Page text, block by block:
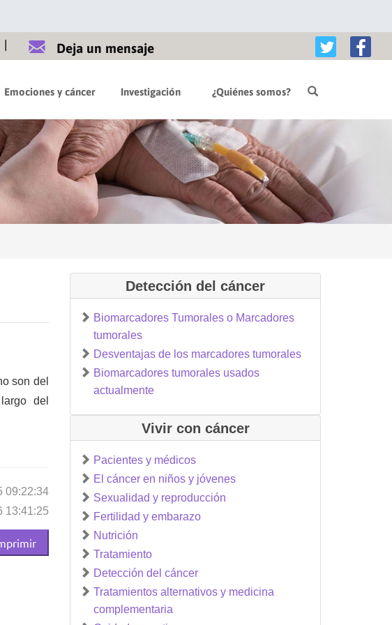
| Deja un mensaje
Emociones y cáncer Investigación ¿Quiénes somos?
son del
del
09:22:34
13:41:25
Detección del cáncer
Biomarcadores Tumorales o Marcadores
tumorales
Desventajas de los marcadores tumorales
Biomarcadores tumorales usados
actualmente
Vivir con cáncer
Pacientes y médicos
El cáncer en niños y jóvenes
Sexualidad y reproducción
Fertilidad y embarazo
Nutrición
Tratamiento
Detección del cáncer
Tratamientos alternativos y medicina
complementaria